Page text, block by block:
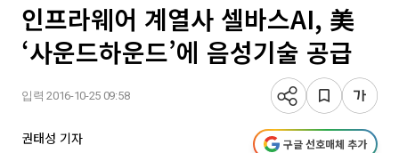
인프라웨어 계열사 셀바스AI, 美
‘사운드하운드’에 음성기술 공급
입력 2016-10-25 09:58
권태성 기자 구글 선호매체 추가